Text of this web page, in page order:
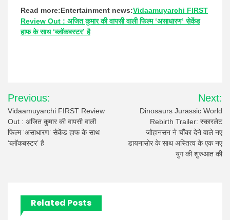
Read more:Entertainment news:Vidaamuyarchi FIRST
Review Out : अजित कुमार की वापसी वाली फिल्म ‘असाधारण’ सेकेंड
हाफ के साथ ‘ब्लॉकबस्टर’ है
Post
navigation
Previous:
Vidaamuyarchi FIRST Review
Out : अजित कुमार की वापसी वाली
फिल्म ‘असाधारण’ सेकेंड हाफ के साथ
‘ब्लॉकबस्टर’ है
Next:
Dinosaurs Jurassic World
Rebirth Trailer: स्कारलेट
जोहानसन ने चौंका देने वाले नए
डायनासोर के साथ अस्तित्व के एक नए
युग की शुरुआत की
Related Posts